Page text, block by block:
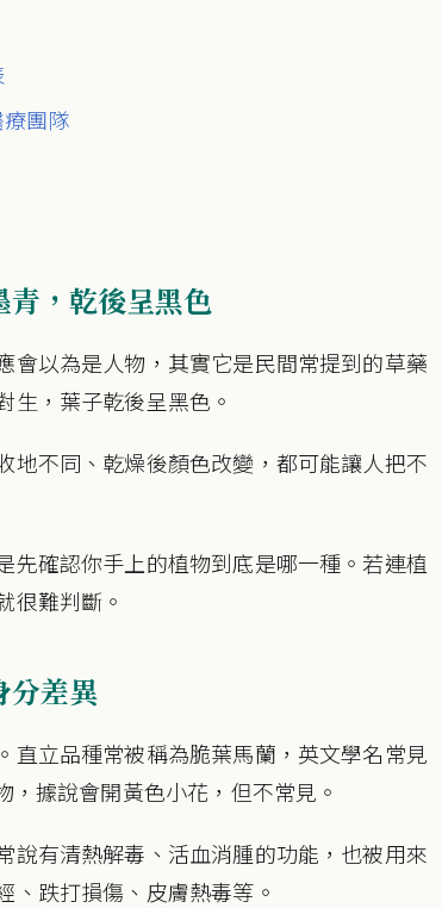
團隊
青，乾後呈黑色
會以為是人物，其實它是民間常提到的草藥
生，葉子乾後呈黑色。
地不同、乾燥後顏色改變，都可能讓人把不
先確認你手上的植物到底是哪一種。若連植
很難判斷。
分差異
直立品種常被稱為脆葉馬蘭，英文學名常見
據說會開黃色小花，但不常見。
說有清熱解毒、活血消腫的功能，也被用來
、跌打損傷、皮膚熱毒等。